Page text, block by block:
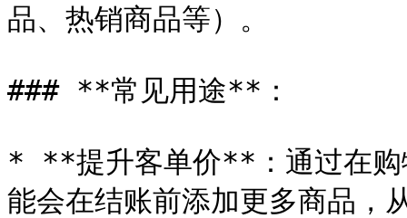
品、热销商品等）。
### **常见用途**：
* **提升客单价**：通过在购
能会在结账前添加更多商品，